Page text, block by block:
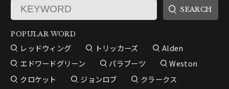
POPULAR WORD
レッドウィング トリッカーズ
Alden
エドワードグリーン
パラブーツ
Weston
クロケット
ジョンロブ
クラークス